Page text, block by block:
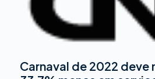
Carnaval de 2022 deve